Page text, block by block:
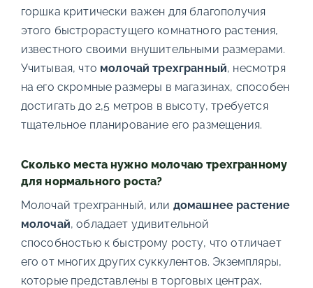
горшка критически важен для благополучия
этого быстрорастущего комнатного растения,
известного своими внушительными размерами.
Учитывая, что молочай трехгранный, несмотря
на его скромные размеры в магазинах, способен
достигать до 2,5 метров в высоту, требуется
тщательное планирование его размещения.
Сколько места нужно молочаю трехгранному
для нормального роста?
Молочай трехгранный, или домашнее растение
молочай, обладает удивительной
способностью к быстрому росту, что отличает
его от многих других суккулентов. Экземпляры,
которые представлены в торговых центрах,